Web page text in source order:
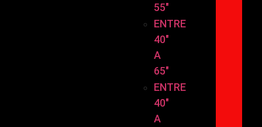
55″
ENTRE
40″
A
65″
ENTRE
40″
A